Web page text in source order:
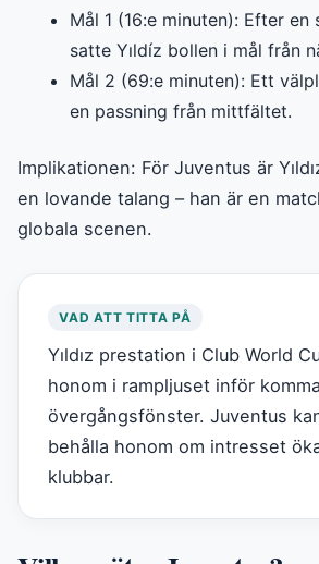
Mål 1 (16:e minuten): Efter en
satte Yıldíz bollen i mål från
Mål 2 (69:e minuten): Ett
en passning från mittfältet.
Implikationen: För Juventus är
en lovande talang – han är en
globala scenen.
VAD ATT TITTA PÅ
Yıldız prestation i Club World
honom i rampljuset inför
övergångsfönster. Juventus
behålla honom om intresset
klubbar.